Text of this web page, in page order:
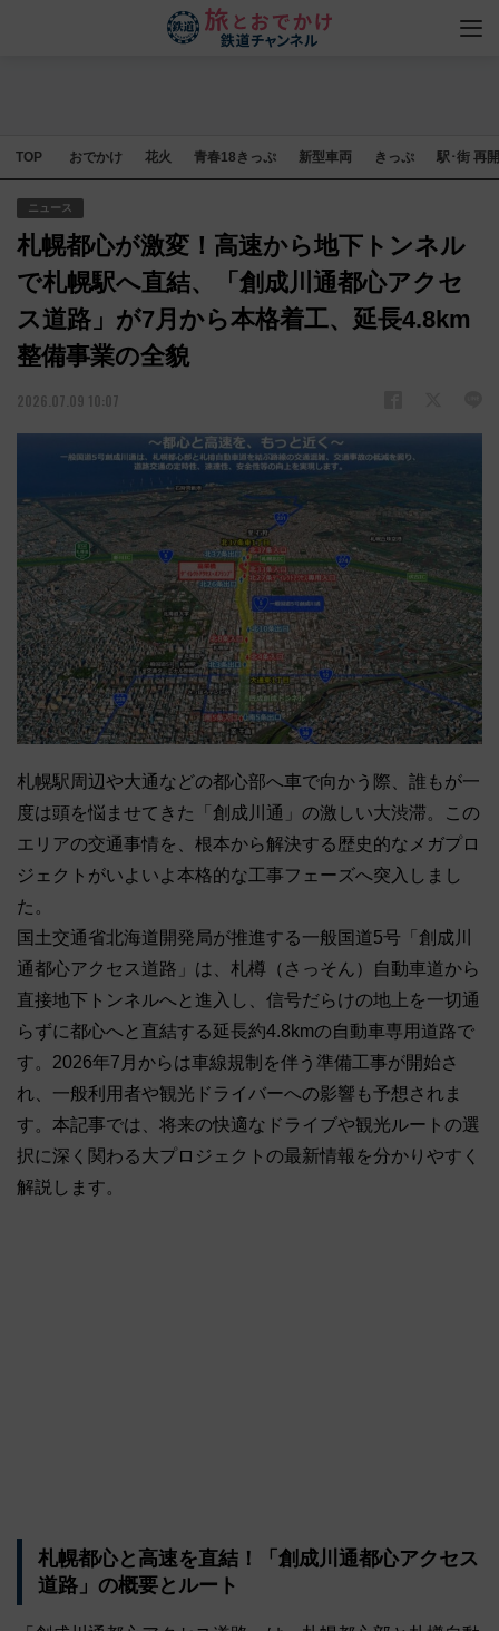
TOP おでかけ 花火 青春18きっぷ 新型車両 きっぷ 駅･街 再
ニュース
札幌都心が激変！高速から地下トンネル
で札幌駅へ直結、「創成川通都心アクセ
ス道路」が7月から本格着工、延長4.8km
整備事業の全貌
2026.07.09 10:07
札幌駅周辺や大通などの都心部へ車で向かう際、誰もが一
度は頭を悩ませてきた「創成川通」の激しい大渋滞。
この
エリアの交通事情を、根本から解決する歴史的なメガプロ
ジェクトがいよいよ本格的な工事フェーズへ突入しまし
た。
国土交通省北海道開発局が推進する一般国道5号「創成川
通都心アクセス道路」は、札樽（さっそん）自動車道から
直接地下トンネルへと進入し、信号だらけの地上を一切通
らずに都心へと直結する延長約4.8kmの自動車専用道路で
す。 2026年7月からは車線規制を伴う準備工事が開始さ
れ、一般利用者や観光ドライバーへの影響も予想されま
す。本記事では、将来の快適なドライブや観光ルートの選
択に深く関わる大プロジェクトの最新情報を分かりやすく
解説します。
札幌都心と高速を直結！「創成川通都心アクセス
道路」の概要とルート